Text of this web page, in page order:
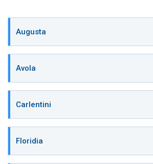
Augusta
Avola
Carlentini
Floridia